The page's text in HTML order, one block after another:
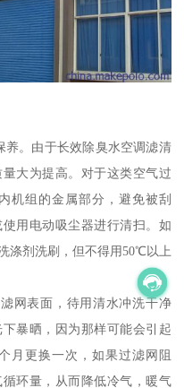
养。由于长效除臭水空调滤清
大为提高。对于这类空气过
机组的金属部分，避免被刮
用电动吸尘器进行清扫。如
涤剂洗刷，但不得用50℃以上
网表面，待用清水冲洗干净
暴晒，因为那样可能会引起
月更换一次，如果过滤网阻
环量，从而降低冷气，暖气